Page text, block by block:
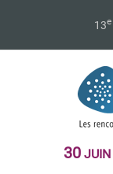
13e
30